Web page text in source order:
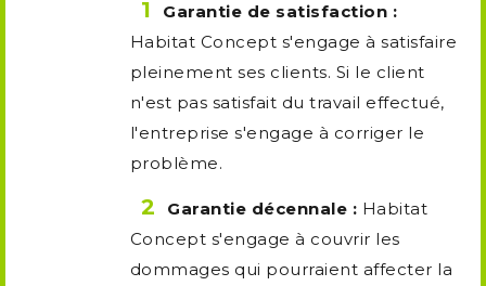
Garantie de satisfaction :
Habitat Concept s'engage à satisfaire
pleinement ses clients. Si le client
n'est pas satisfait du travail effectué,
l'entreprise s'engage à corriger le
problème.
Garantie décennale : Habitat
Concept s'engage à couvrir les
dommages qui pourraient affecter la